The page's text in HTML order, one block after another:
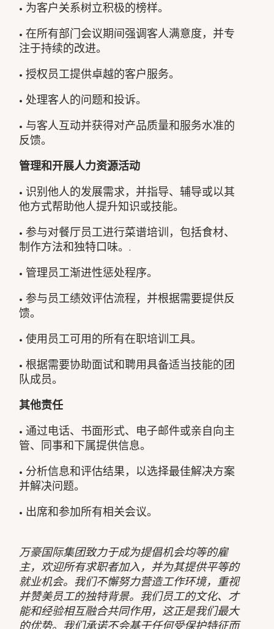
• 为客户关系树立积极的榜样。
• 在所有部门会议期间强调客人满意度，并专
注于持续的改进。
• 授权员工提供卓越的客户服务。
• 处理客人的问题和投诉。
• 与客人互动并获得对产品质量和服务水准的
反馈。
管理和开展人力资源活动
• 识别他人的发展需求，并指导、辅导或以其
他方式帮助他人提升知识或技能。
• 参与对餐厅员工进行菜谱培训，包括食材、
制作方法和独特口味。.
• 管理员工渐进性惩处程序。
• 参与员工绩效评估流程，并根据需要提供反
馈。
• 使用员工可用的所有在职培训工具。
• 根据需要协助面试和聘用具备适当技能的团
队成员。
其他责任
• 通过电话、书面形式、电子邮件或亲自向主
管、同事和下属提供信息。
• 分析信息和评估结果，以选择最佳解决方案
并解决问题。
• 出席和参加所有相关会议。
万豪国际集团致力于成为提倡机会均等的雇
主，欢迎所有求职者加入，并为其提供平等的
就业机会。我们不懈努力营造工作环境，重视
并赞美员工的独特背景。我们员工的文化、才
能和经验相互融合共同作用，这正是我们最大
的优势。我们承诺不会基于任何受保护特征而